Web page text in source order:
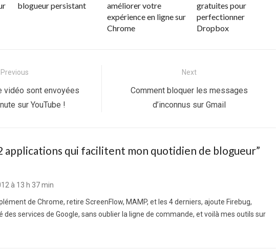
blogueur persistant
améliorer votre
expérience en ligne sur
Chrome
gratuites pour
perfectionner
Dropbox
Previous
vidéo sont envoyées
sur YouTube !
Next
Next
Comment bloquer les messages
d’inconnus sur Gmail
applications qui facilitent mon quotidien de blogueur”
à 13 h 37 min
de Chrome, retire ScreenFlow, MAMP, et les 4 derniers, ajoute Firebug,
des services de Google, sans oublier la ligne de commande, et voilà mes outils sur